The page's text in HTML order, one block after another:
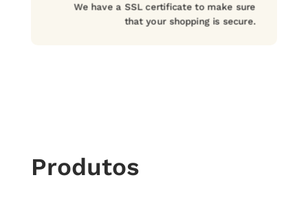
We have a SSL certificate to make sure
that your shopping is secure.
Produtos